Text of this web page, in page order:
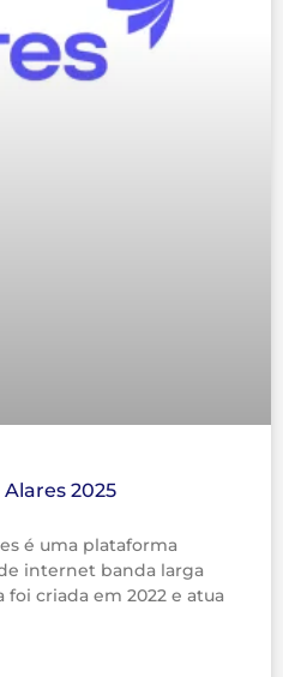
2025
é uma plataforma
internet banda larga
foi criada em 2022 e atua